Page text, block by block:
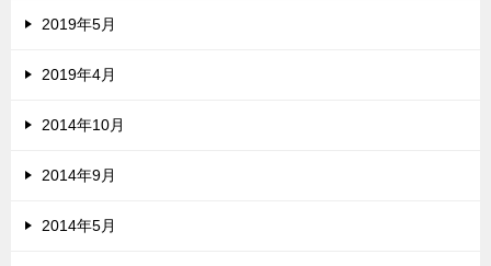
2019年5月
2019年4月
2014年10月
2014年9月
2014年5月